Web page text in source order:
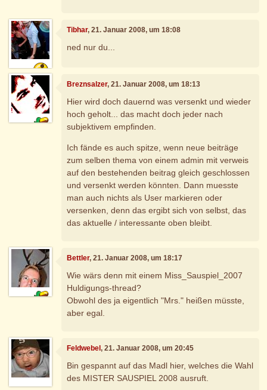
Tibhar, 21. Januar 2008, um 18:08
ned nur du...
Breznsalzer, 21. Januar 2008, um 18:13
Hier wird doch dauernd was versenkt und wieder
hoch geholt... das macht doch jeder nach
subjektivem empfinden.
Ich fände es auch spitze, wenn neue beiträge
zum selben thema von einem admin mit verweis
auf den bestehenden beitrag gleich geschlossen
und versenkt werden könnten. Dann muesste
man auch nichts als User markieren oder
versenken, denn das ergibt sich von selbst, das
das aktuelle / interessante oben bleibt.
Bettler, 21. Januar 2008, um 18:17
Wie wärs denn mit einem Miss_Sauspiel_2007
Huldigungs-thread?
Obwohl des ja eigentlich "Mrs." heißen müsste,
aber egal.
Feldwebel, 21. Januar 2008, um 20:45
Bin gespannt auf das Madl hier, welches die Wahl
des MISTER SAUSPIEL 2008 ausruft.